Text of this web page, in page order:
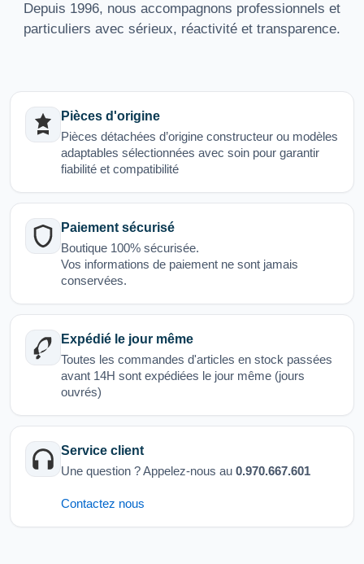
Depuis 1996, nous accompagnons professionnels et
particuliers avec sérieux, réactivité et transparence.
Pièces d'origine
Pièces détachées d’origine constructeur ou modèles
adaptables sélectionnées avec soin pour garantir
fiabilité et compatibilité
Paiement sécurisé
Boutique 100% sécurisée.
Vos informations de paiement ne sont jamais
conservées.
Expédié le jour même
Toutes les commandes d'articles en stock passées
avant 14H sont expédiées le jour même (jours
ouvrés)
Service client
Une question ? Appelez-nous au 0.970.667.601
Contactez nous